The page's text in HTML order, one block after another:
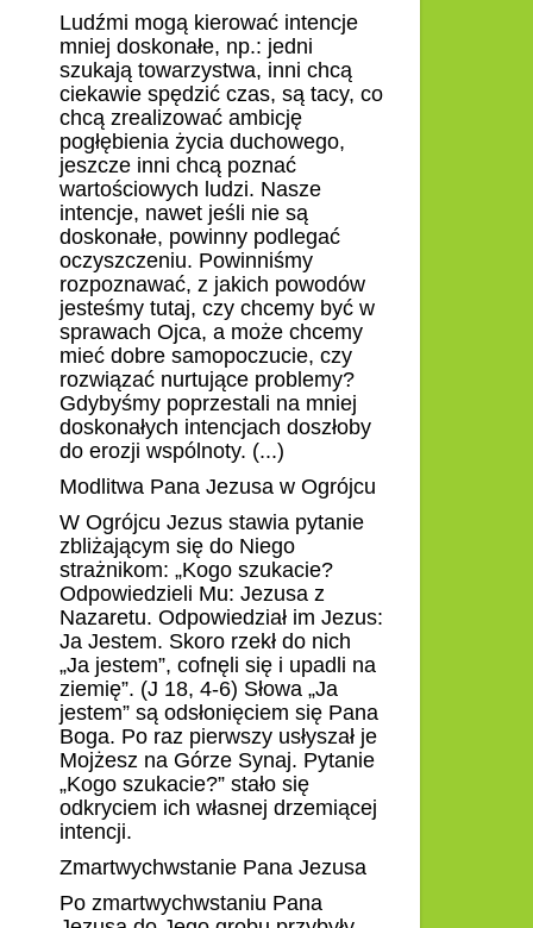
Ludźmi mogą kierować intencje
mniej doskonałe, np.: jedni
szukają towarzystwa, inni chcą
ciekawie spędzić czas, są tacy, co
chcą zrealizować ambicję
pogłębienia życia duchowego,
jeszcze inni chcą poznać
wartościowych ludzi. Nasze
intencje, nawet jeśli nie są
doskonałe, powinny podlegać
oczyszczeniu. Powinniśmy
rozpoznawać, z jakich powodów
jesteśmy tutaj, czy chcemy być w
sprawach Ojca, a może chcemy
mieć dobre samopoczucie, czy
rozwiązać nurtujące problemy?
Gdybyśmy poprzestali na mniej
doskonałych intencjach doszłoby
do erozji wspólnoty. (...)
Modlitwa Pana Jezusa w Ogrójcu
W Ogrójcu Jezus stawia pytanie
zbliżającym się do Niego
strażnikom: „Kogo szukacie?
Odpowiedzieli Mu: Jezusa z
Nazaretu. Odpowiedział im Jezus:
Ja Jestem. Skoro rzekł do nich
„Ja jestem”, cofnęli się i upadli na
ziemię”. (J 18, 4-6) Słowa „Ja
jestem” są odsłonięciem się Pana
Boga. Po raz pierwszy usłyszał je
Mojżesz na Górze Synaj. Pytanie
„Kogo szukacie?” stało się
odkryciem ich własnej drzemiącej
intencji.
Zmartwychwstanie Pana Jezusa
Po zmartwychwstaniu Pana